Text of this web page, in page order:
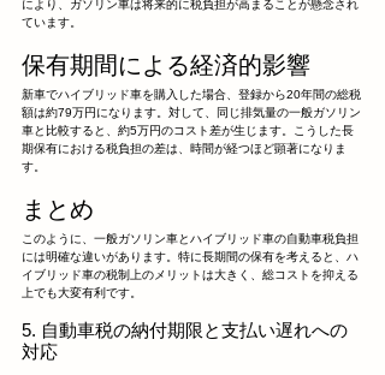
により、ガソリン車は将来的に税負担が高まることが懸念され
ています。
保有期間による経済的影響
新車でハイブリッド車を購入した場合、登録から20年間の総税
額は約79万円になります。対して、同じ排気量の一般ガソリン
車と比較すると、約5万円のコスト差が生じます。こうした長
期保有における税負担の差は、時間が経つほど顕著になりま
す。
まとめ
このように、一般ガソリン車とハイブリッド車の自動車税負担
には明確な違いがあります。特に長期間の保有を考えると、ハ
イブリッド車の税制上のメリットは大きく、総コストを抑える
上でも大変有利です。
5. 自動車税の納付期限と支払い遅れへの
対応